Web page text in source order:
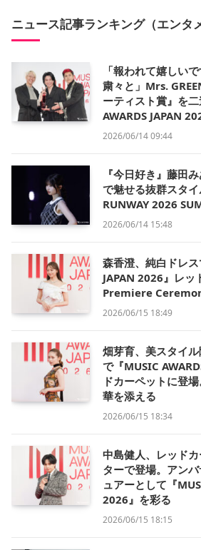
ニュース記事ランキング（エンタ
「報われて嬉しい
粛々と」Mrs.
ーティスト賞』を
AWARDS JAPAN
2026/06/14 09:44
『今日好き』藤田
で魅せる抜群スタ
RUNWAY 2026
2026/06/14 15:48
森香澄、純白ドレ
JAPAN 2026』レッ
Premiere
2026/06/15 18:49
畑芽育、美スタイ
で『MUSIC
ドカーペットに登
華を添える
2026/06/15 18:34
中島健人、レッド
ターで登場。アン
ュアーとして『
2026』を彩る
2026/06/15 18:15